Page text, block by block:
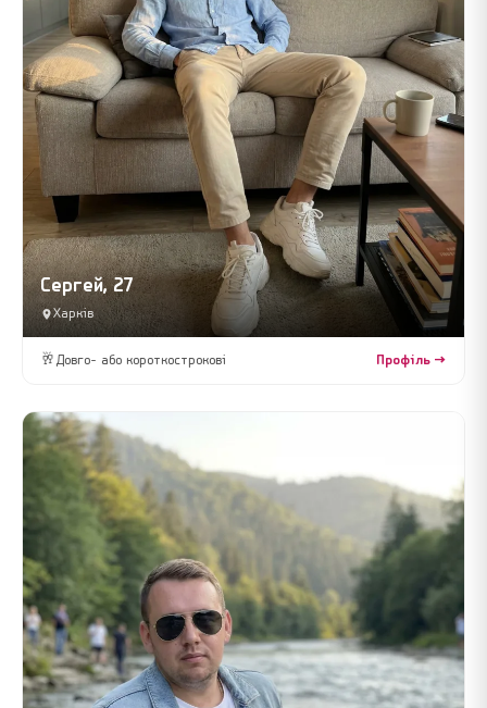
Сергей, 27
Харків
🥂 Довго- або короткострокові Профіль →